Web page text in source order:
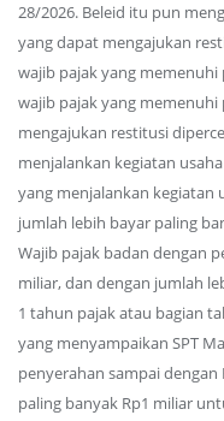
28/2026. Beleid itu pun
yang dapat mengajukan
wajib pajak yang
wajib pajak yang
mengajukan restitusi
menjalankan kegiatan
yang menjalankan kegiatan
jumlah lebih bayar paling
Wajib pajak badan dengan
miliar, dan dengan jumlah
1 tahun pajak atau bagian
yang menyampaikan SPT
penyerahan sampai
paling banyak Rp1 miliar